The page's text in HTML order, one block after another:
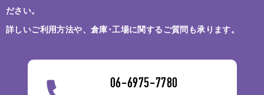
ださい。
詳しいご利用方法や、倉庫･工場に関するご質問も承ります。
06-6975-7780